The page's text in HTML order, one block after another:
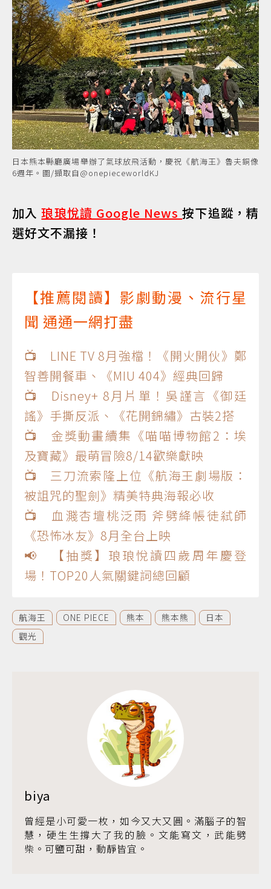
日本熊本縣廳廣場舉辦了氣球放飛活動，慶祝《航海王》魯夫銅像
6週年。圖/擷取自@onepieceworldKJ
加入琅琅悅讀 Google News按下追蹤，精
選好文不漏接！
【推薦閱讀】影劇動漫、流行星
聞 通通一網打盡
📺 LINE TV 8月強檔！《開火開伙》鄭
智善開餐車、《MIU 404》經典回歸
📺 Disney+ 8月片單！吳謹言《御廷
謠》手撕反派、《花開錦繡》古裝2搭
📺 金獎動畫續集《喵喵博物館2：埃
及寶藏》最萌冒險8/14歡樂獻映
📺 三刀流索隆上位《航海王劇場版：
被詛咒的聖劍》精美特典海報必收
📺 血濺杏壇桃泛雨 斧劈絳帳徒弒師
《恐怖冰友》8月全台上映
📢 【抽獎】琅琅悅讀四歲周年慶登
場！TOP20人氣關鍵詞總回顧
航海王 ONE PIECE 熊本 熊本熊
日本
觀光
biya
曾經是小可愛一枚，如今又大又圓。滿腦子的智
慧，硬生生撐大了我的臉。文能寫文，武能劈
柴。可鹽可甜，動靜皆宜。